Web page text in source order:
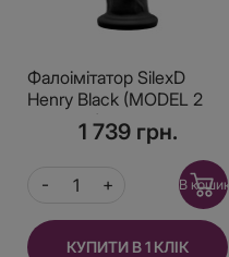
Фалоімітатор SilexD
Henry Black (MODEL 2
size 7.5in), двошаровий,
силікон + Silexpan,
1 739 грн.
В кошик
КУПИТИ В 1 КЛІК